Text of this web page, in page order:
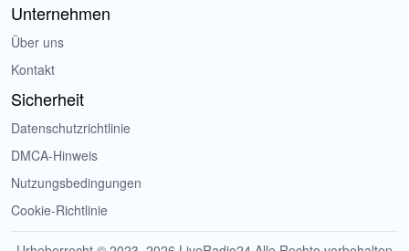
Unternehmen
Über uns
Kontakt
Sicherheit
Datenschutzrichtlinie
DMCA-Hinweis
Nutzungsbedingungen
Cookie-Richtlinie